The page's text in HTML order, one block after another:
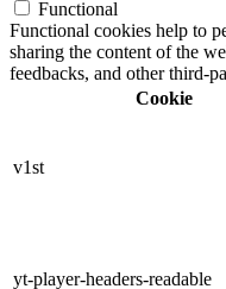
Functional
Functional cookies help to
sharing the content of the
feedbacks, and other third-
Cookie
v1st
yt-player-headers-readable